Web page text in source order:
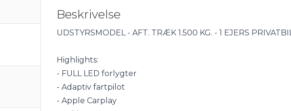
Beskrivelse
UDSTYRSMODEL - AFT. TRÆK 1.500 KG. - 1 EJERS PRIVATBIL
Highlights:
- FULL LED forlygter
- Adaptiv fartpilot
- Apple Carplay